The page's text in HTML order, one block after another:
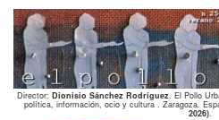
Director: Dionisio Sánchez Rodríguez. El Pollo
política, información, ocio y cultura . Zaragoza.
2026).